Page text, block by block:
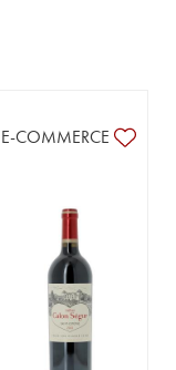
E-COMMERCE